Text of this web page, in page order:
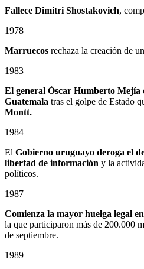
Fallece Dimitri Shostakovich,
1978
Marruecos rechaza la creación de
1983
El general Óscar Humberto Mejía
Guatemala tras el golpe de Estado
Montt.
1984
El Gobierno uruguayo deroga el
libertad de información y la
políticos.
1987
Comienza la mayor huelga legal
la que participaron más de 200.000
de septiembre.
1989